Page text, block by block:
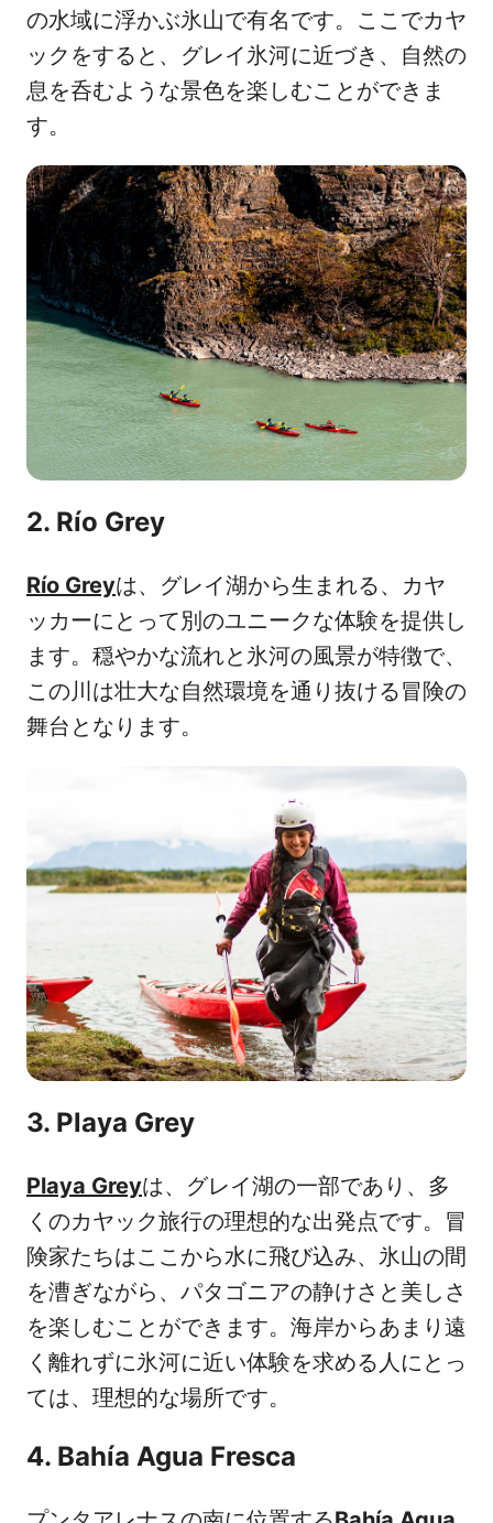
の水域に浮かぶ氷山で有名です。ここでカヤ
ックをすると、グレイ氷河に近づき、自然の
息を呑むような景色を楽しむことができま
す。
2. Río Grey
Río Greyは、グレイ湖から生まれる、カヤ
ッカーにとって別のユニークな体験を提供し
ます。穏やかな流れと氷河の風景が特徴で、
この川は壮大な自然環境を通り抜ける冒険の
舞台となります。
3. Playa Grey
Playa Greyは、グレイ湖の一部であり、多
くのカヤック旅行の理想的な出発点です。冒
険家たちはここから水に飛び込み、氷山の間
を漕ぎながら、パタゴニアの静けさと美しさ
を楽しむことができます。海岸からあまり遠
く離れずに氷河に近い体験を求める人にとっ
ては、理想的な場所です。
4. Bahía Agua Fresca